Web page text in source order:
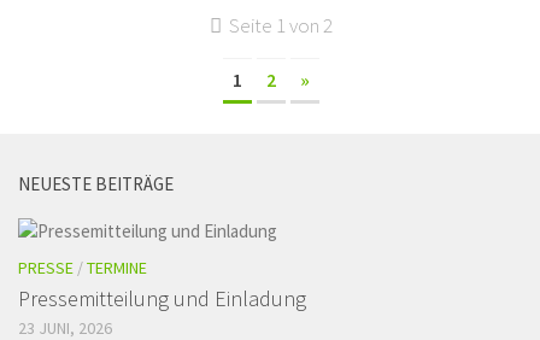
Seite 1 von 2
1 2 »
NEUESTE BEITRÄGE
PRESSE /TERMINE
Pressemitteilung und Einladung
23 JUNI, 2026